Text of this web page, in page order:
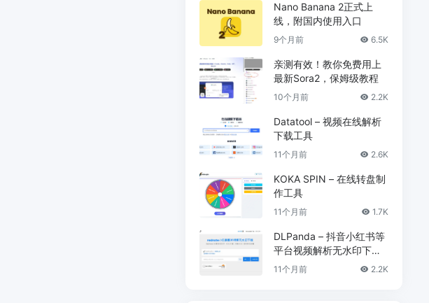
Nano Banana 2正式上
线，附国内使用入口
9个月前 6.5K
亲测有效！教你免费用上
最新Sora2，保姆级教程
10个月前 2.2K
Datatool – 视频在线解析
下载工具
11个月前 2.6K
KOKA SPIN – 在线转盘制
作工具
11个月前 1.7K
DLPanda – 抖音小红书等
平台视频解析无水印下载
工具
11个月前 2.2K